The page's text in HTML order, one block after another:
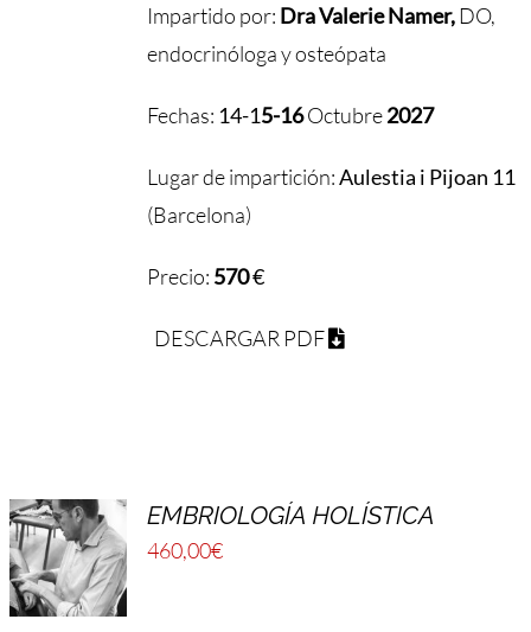
Impartido por: Dra Valerie Namer,DO,
endocrinóloga y osteópata
Fechas: 14-15-16Octubre2027
Lugar de impartición:Aulestia i Pijoan 11
(Barcelona)
Precio: 570€
DESCARGAR PDF
EMBRIOLOGÍA HOLÍSTICA
460,00€